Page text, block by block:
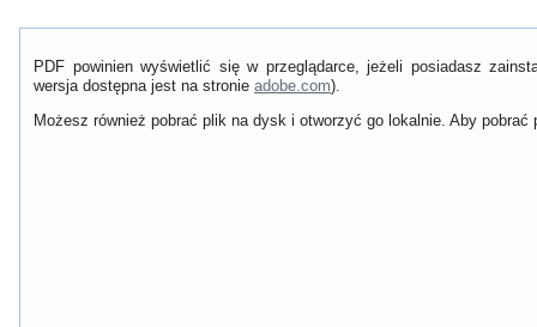
PDF powinien wyświetlić się w przeglądarce, jeżeli posiadasz
wersja dostępna jest na stronie adobe.com).
Możesz również pobrać plik na dysk i otworzyć go lokalnie. Aby